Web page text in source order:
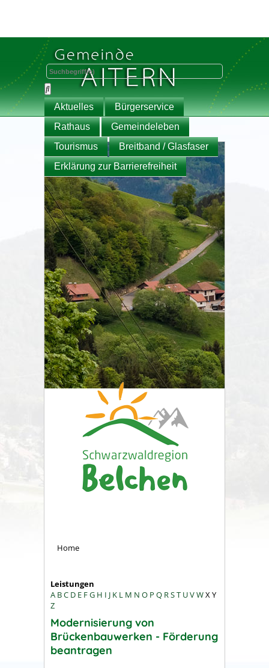
Aktuelles
Bürgerservice
Rathaus
Gemeindeleben
Tourismus
Breitband / Glasfaser
Erklärung zur Barrierefreiheit
Home
Leistungen
A BC D E FG H I J K L M N O P Q RST UVWXY
Z
Modernisierung von
Brückenbauwerken - Förderung
beantragen